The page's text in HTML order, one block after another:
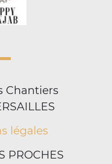
Chantiers
légales
PROCHES